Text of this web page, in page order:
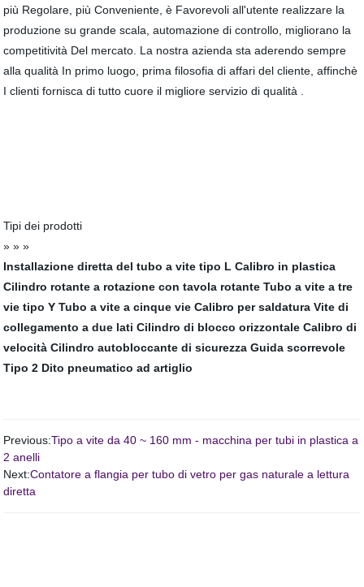
più Regolare, più Conveniente, è Favorevoli all'utente realizzare la
produzione su grande scala, automazione di controllo, migliorano la
competitività Del mercato. La nostra azienda sta aderendo sempre
alla qualità In primo luogo, prima filosofia di affari del cliente, affinchè
I clienti fornisca di tutto cuore il migliore servizio di qualità .
Tipi dei prodotti
» » »
Installazione diretta del tubo a vite tipo L Calibro in plastica
Cilindro rotante a rotazione con tavola rotante Tubo a vite a tre
vie tipo Y Tubo a vite a cinque vie Calibro per saldatura Vite di
collegamento a due lati Cilindro di blocco orizzontale Calibro di
velocità Cilindro autobloccante di sicurezza Guida scorrevole
Tipo 2 Dito pneumatico ad artiglio
Previous:Tipo a vite da 40 ~ 160 mm - macchina per tubi in plastica a
2 anelli
Next:Contatore a flangia per tubo di vetro per gas naturale a lettura
diretta